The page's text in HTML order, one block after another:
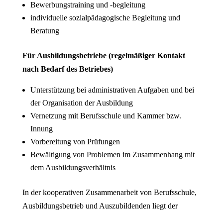
Bewerbungstraining und -begleitung
individuelle sozialpädagogische Begleitung und
Beratung
Für Ausbildungsbetriebe (regelmäßiger Kontakt
nach Bedarf des Betriebes)
Unterstützung bei administrativen Aufgaben und bei
der Organisation der Ausbildung
Vernetzung mit Berufsschule und Kammer bzw.
Innung
Vorbereitung von Prüfungen
Bewältigung von Problemen im Zusammenhang mit
dem Ausbildungsverhältnis
In der kooperativen Zusammenarbeit von Berufsschule,
Ausbildungsbetrieb und Auszubildenden liegt der